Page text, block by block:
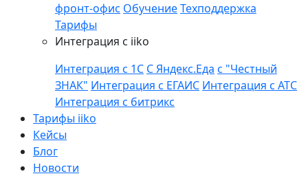
фронт-офис ОбучениеТехподдержка
Тарифы
Интеграция с iiko
Интеграция с 1С С Яндекс.Еда с "Честный
ЗНАК" Интеграция с ЕГАИС Интеграция с АТС
Интеграция с битрикс
Тарифы iiko
Кейсы
Блог
Новости